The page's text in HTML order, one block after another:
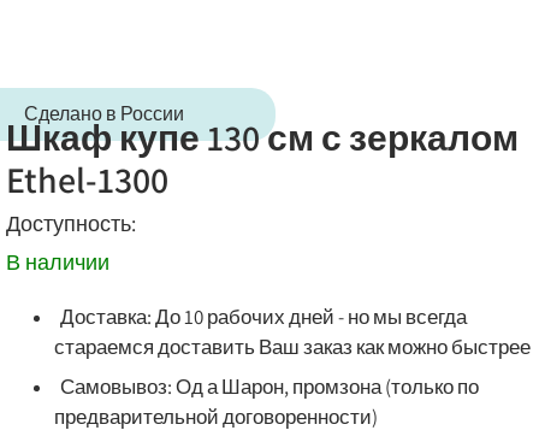
Сделано в России
Шкаф купе 130 см с зеркалом
Ethel-1300
Доступность:
В наличии
Доставка: До 10 рабочих дней - но мы всегда
стараемся доставить Ваш заказ как можно быстрее
Самовывоз: Од а Шарон, промзона (только по
предварительной договоренности)